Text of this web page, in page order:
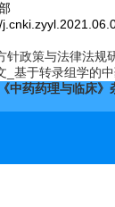
针政策与法律法规
_基于转录组学的
《中药药理与临床》